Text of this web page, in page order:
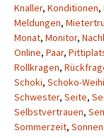
Knaller, Konditionen,
Meldungen,
Monat, Monitor,
Online, Paar,
Rollkragen,
Schoki, Schoko-
Schwester, Seite,
Selbstvertrauen,
Sommerzeit,